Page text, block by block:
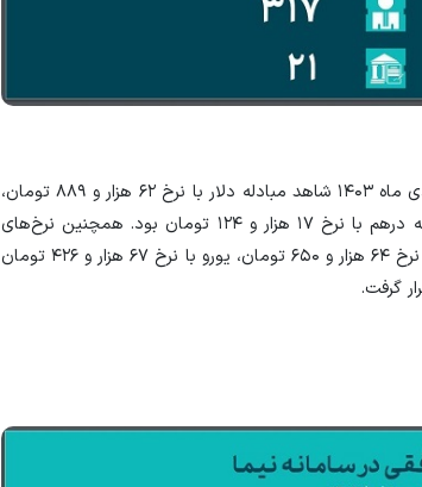
گفتنی است، نرخ بازار توافقی نیما در روز شنبه ۱ دی ماه ۱۴۰۳ شاهد مبادله دلار با نرخ ۶۲ هزار و ۸۸۹ تومان،
مبادله یورو با نرخ ۶۵ هزار و ۵۹۰ تومان و مبادله درهم با نرخ ۱۷ هزار و ۱۲۴ تومان بود. همچنین نرخ‌های
متناظر با سامانه نیما در تالار اسکناس ارز، دلار با نرخ ۶۴ هزار و ۶۵۰ تومان، یورو با نرخ ۶۷ هزار و ۴۲۶ تومان